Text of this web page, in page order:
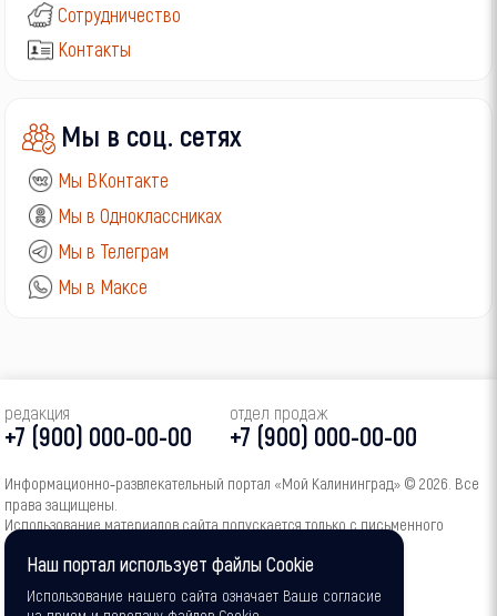
Сотрудничество
Контакты
Мы в соц. сетях
Мы ВКонтакте
Мы в Одноклассниках
Мы в Телеграм
Мы в Максе
редакция
+7 (900) 000-00-00
отдел продаж
+7 (900) 000-00-00
Информационно‑развлекательный портал «Мой Калининград» © 2026. Все
права защищены.
Использование материалов сайта допускается только с письменного
согласия администрации портала.
16+
Наш портал использует файлы Cookie
Использование нашего сайта означает Ваше согласие